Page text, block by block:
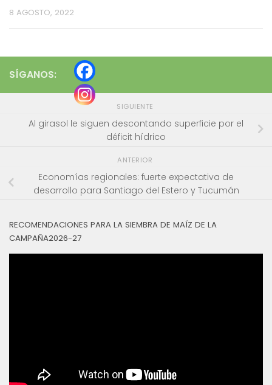
8 AGOSTO, 2022
SÍGANOS:
SIGUIENTE
Al girasol le siguen descontando superficie por el
déficit hídrico
ANTERIOR
Economías regionales: fuerte expectativa de
desarrollo para Santiago del Estero y Tucumán
RECOMENDACIONES PARA LA SIEMBRA DE MAÍZ DE LA
CAMPAÑA2026-27